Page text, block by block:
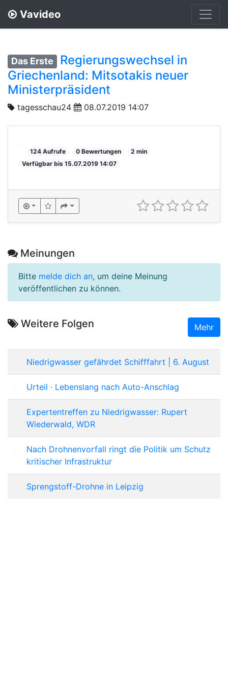
Vavideo
Das Erste
Regierungswechsel in
Griechenland: Mitsotakis neuer
Ministerpräsident
tagesschau24 08.07.2019 14:07
124 Aufrufe 0 Bewertungen
2 min
Verfügbar bis 15.07.2019 14:07
Meinungen
Bitte melde dich an, um deine Meinung
veröffentlichen zu können.
Weitere Folgen Mehr
Niedrigwasser gefährdet Schifffahrt | 6. August
Urteil · Lebenslang nach Auto-Anschlag
Expertentreffen zu Niedrigwasser: Rupert
Wiederwald, WDR
Nach Drohnenvorfall ringt die Politik um Schutz
kritischer Infrastruktur
Sprengstoff-Drohne in Leipzig